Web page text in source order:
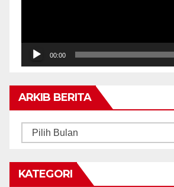
00:00
ARKIB BERITA
ARKIB
KATEGORI